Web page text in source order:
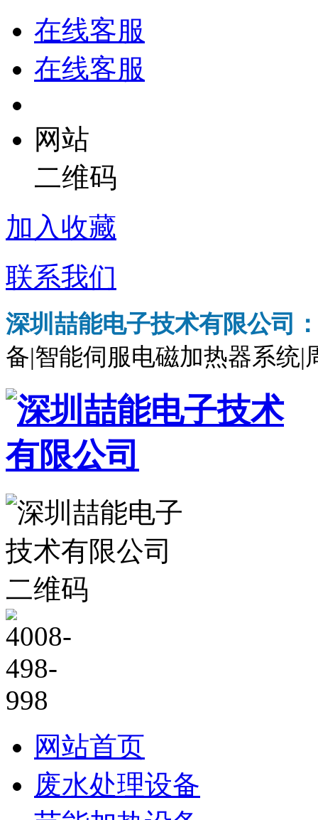
在线客服
在线客服
网站
二维码
加入收藏
联系我们
深圳喆能电子技术有限公司
备|智能伺服电磁加热器系统|
网站首页
废水处理设备